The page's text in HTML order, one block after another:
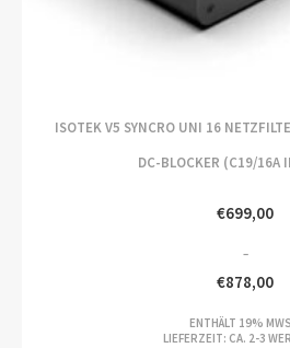
ISOTEK V5 SYNCRO UNI 16
DC-BLOCKER (C19/16A
€699,00
–
€878,00
ENTHÄLT 19%
LIEFERZEIT: CA. 2-3